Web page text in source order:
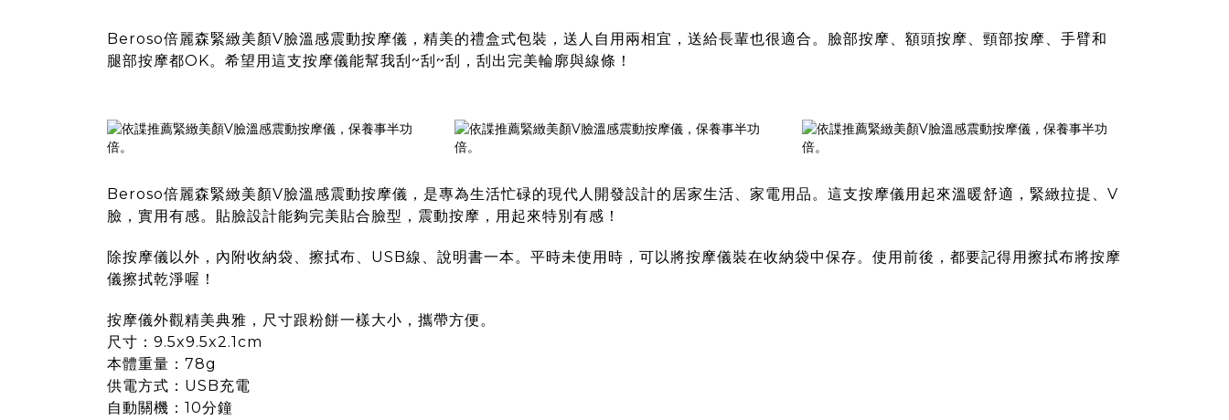
Beroso倍麗森緊緻美顏V臉溫感震動按摩儀 ，精美的禮盒式包裝，送人自用兩相宜，送給長輩也很適合。臉部按摩、額頭按摩、頸部按摩、手臂和
腿部按摩都OK。希望用這支按摩儀能幫我刮~刮~刮，刮出完美輪廓與線條！
Beroso倍麗森緊緻美顏V臉溫感震動按摩儀 ，是專為生活忙碌的現代人開發設計的居家生活、家電用品。這支按摩儀用起來溫暖舒適，緊緻拉提、V
臉，實用有感。貼臉設計能夠完美貼合臉型，震動按摩，用起來特別有感！
除按摩儀以外，內附收納袋、擦拭布、USB線、說明書一本。平時未使用時，可以將按摩儀裝在收納袋中保存。使用前後，都要記得用擦拭布將按摩
儀擦拭乾淨喔！
按摩儀外觀精美典雅，尺寸跟粉餅一樣大小，攜帶方便。
尺寸：9.5x9.5x2.1cm
本體重量：78g
供電方式：USB充電
自動關機：10分鐘